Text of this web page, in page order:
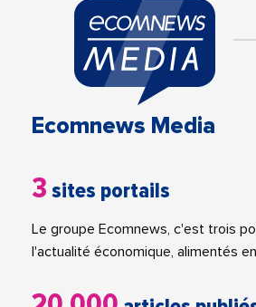
Ecomnews Media
3 sites portails
Le groupe Ecomnews, c'est trois
l'actualité économique, alimentés